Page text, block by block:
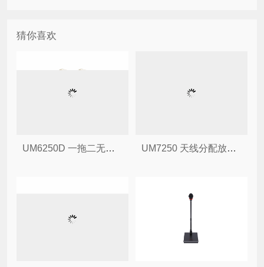
猜你喜欢
UM6250D 一拖二无线头戴话筒 UM7250 天线分配放大器